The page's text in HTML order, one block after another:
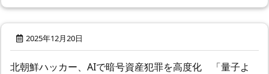
2025年12月20日
北朝鮮ハッカー、AIで暗号資産犯罪を高度化 「量子よ